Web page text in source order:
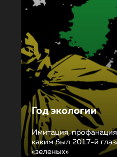
Год экологии
Имитация,
каким был 2017-й
«зеленых»